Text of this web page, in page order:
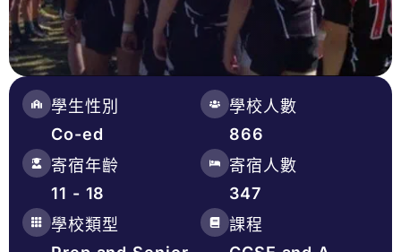
預約諮詢
學生性別
Co-ed
寄宿年齡
11 - 18
學校類型
學校人數
866
寄宿人數
347
課程